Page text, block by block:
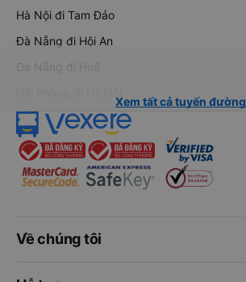
Hà Nội đi Tam Đảo
Đà Nẵng đi Hội An
Đà Nẵng đi Huế
Xem tất cả tuyến đường
Về chúng tôi